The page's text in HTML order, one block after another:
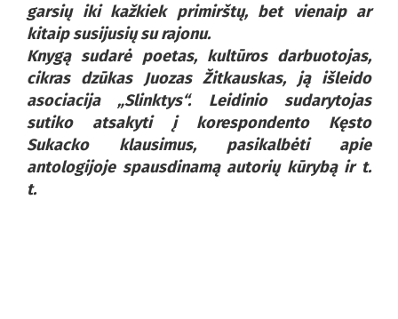
garsių iki kažkiek primirštų, bet vienaip ar
kitaip susijusių su rajonu.
Knygą sudarė poetas, kultūros darbuotojas,
cikras dzūkas Juozas Žitkauskas, ją išleido
asociacija „Slinktys“. Leidinio sudarytojas
sutiko atsakyti į korespondento Kęsto
Sukacko klausimus, pasikalbėti apie
antologijoje spausdinamą autorių kūrybą ir t.
t.